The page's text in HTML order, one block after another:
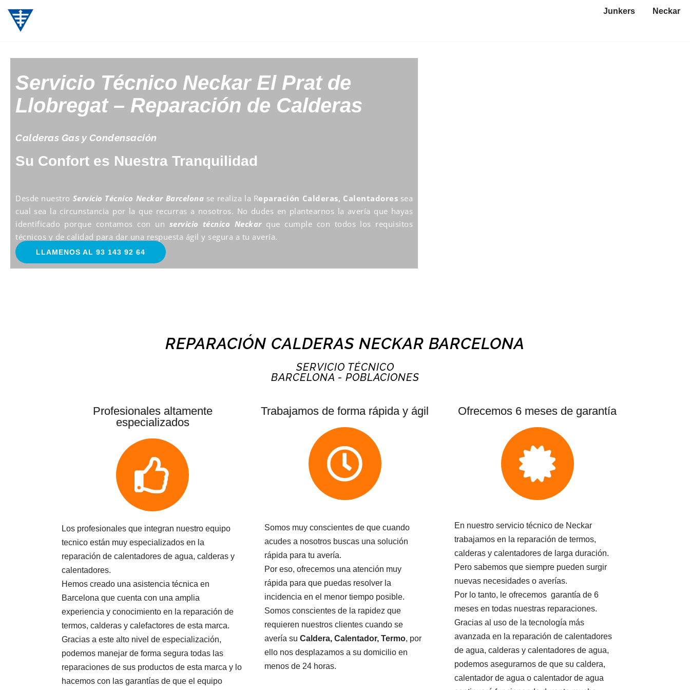
Saltar
contenido
Junkers Neckar
Servicio Técnico Neckar El Prat de
Llobregat – Reparación de Calderas
Calderas Gas y Condensación
Su Confort es Nuestra Tranquilidad
Desde nuestro Servicio Técnico Neckar Barcelona se realiza la Reparación Calderas, Calentadores sea
cual sea la circunstancia por la que recurras a nosotros. No dudes en plantearnos la avería que hayas
identificado porque contamos con un servicio técnico Neckarque cumple con todos los requisitos
técnicos y de calidad para dar una respuesta ágil y segura a tu avería.
LLAMENOS AL 93 143 92 64
REPARACIÓN CALDERAS NECKAR BARCELONA
SERVICIO TÉCNICO
BARCELONA - POBLACIONES
Profesionales altamente
especializados
Los profesionales que integran nuestro equipo
tecnico están muy especializados en la
reparación de calentadores de agua, calderas y
calentadores.
Hemos creado una asistencia técnica en
Barcelona que cuenta con una amplia
experiencia y conocimiento en la reparación de
termos, calderas y calefactores de esta marca.
Gracias a este alto nivel de especialización,
podemos manejar de forma segura todas las
reparaciones de sus productos de esta marca y lo
hacemos con las garantías de que el equipo
Trabajamos de forma rápida y ágil
Somos muy conscientes de que cuando
acudes a nosotros buscas una solución
rápida para tu avería.
Por eso, ofrecemos una atención muy
rápida para que puedas resolver la
incidencia en el menor tiempo posible.
Somos conscientes de la rapidez que
requieren nuestros clientes cuando se
avería su Caldera, Calentador, Termo, por
ello nos desplazamos a su domicilio en
menos de 24 horas.
Ofrecemos 6 meses de garantía
En nuestro servicio técnico de Neckar
trabajamos en la reparación de termos,
calderas y calentadores de larga duración.
Pero sabemos que siempre pueden surgir
nuevas necesidades o averías.
Por lo tanto, le ofrecemos garantía de 6
meses en todas nuestras reparaciones.
Gracias al uso de la tecnología más
avanzada en la reparación de calentadores
de agua, calderas y calentadores de agua,
podemos asegurarnos de que su caldera,
calentador de agua o calentador de agua